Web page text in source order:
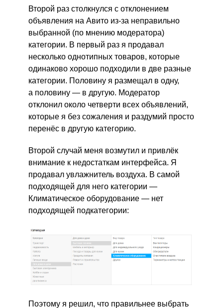
Второй раз столкнулся с отклонением
объявления на Авито из-за неправильно
выбранной (по мнению модератора)
категории. В первый раз я продавал
несколько однотипных товаров, которые
одинаково хорошо подходили в две разные
категории. Половину я размещал в одну,
а половину — в другую. Модератор
отклонил около четверти всех объявлений,
которые я без сожаления и раздумий просто
перенёс в другую категорию.
Второй случай меня возмутил и привлёк
внимание к недостаткам интерфейса. Я
продавал увлажнитель воздуха. В самой
подходящей для него категории —
Климатическое оборудование — нет
подходящей подкатегории:
Поэтому я решил, что правильнее выбрать